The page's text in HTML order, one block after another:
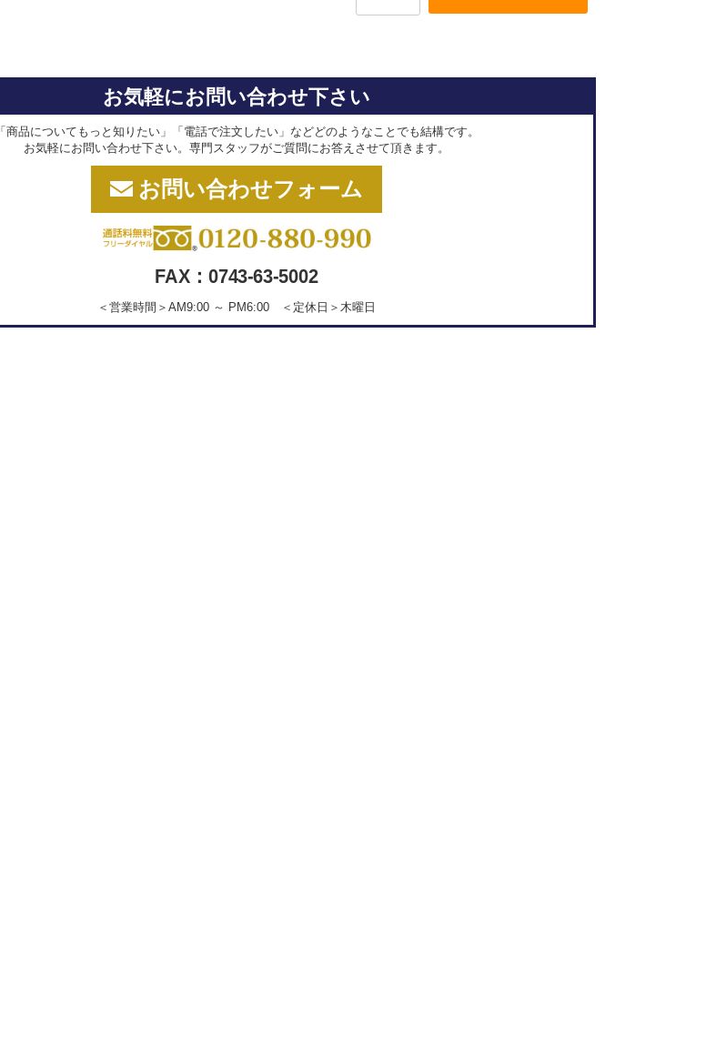
お気軽にお問い合わせ下さい
「商品についてもっと知りたい」「電話で注文したい」などどのようなことでも結構です。
お気軽にお問い合わせ下さい。専門スタッフがご質問にお答えさせて頂きます。
お問い合わせフォーム
FAX：0743-63-5002
＜営業時間＞AM9:00 ～ PM6:00 ＜定休日＞木曜日